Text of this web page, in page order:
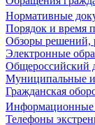
Нормативные
Порядок и время
Обзоры решений,
Электронные
Общероссийский
Муниципальные и
Гражданская
Информационные
Телефоны